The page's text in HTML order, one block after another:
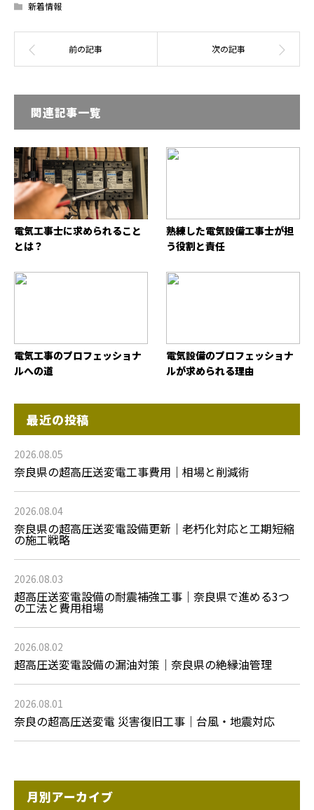
新着情報
関連記事一覧
電気工事士に求められること
とは？
熟練した電気設備工事士が担
う役割と責任
電気工事のプロフェッショナ
ルへの道
電気設備のプロフェッショナ
ルが求められる理由
最近の投稿
2026.08.05
奈良県の超高圧送変電工事費用｜相場と削減術
2026.08.04
奈良県の超高圧送変電設備更新｜老朽化対応と工期短縮
の施工戦略
2026.08.03
超高圧送変電設備の耐震補強工事｜奈良県で進める3つ
の工法と費用相場
2026.08.02
超高圧送変電設備の漏油対策｜奈良県の絶縁油管理
2026.08.01
奈良の超高圧送変電 災害復旧工事｜台風・地震対応
月別アーカイブ